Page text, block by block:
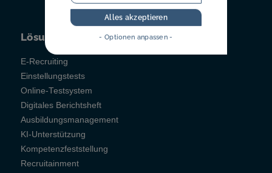
Lösungen
E-Recruiting
Einstellungstests
Online-Testsystem
Digitales Berichtsheft
Ausbildungsmanagement
KI-Unterstützung
Kompetenzfeststellung
Recruitainment
Alles akzeptieren
- Optionen anpassen -